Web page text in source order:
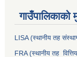
LISA (स्थानीय तह
FRA (स्थानीय तह